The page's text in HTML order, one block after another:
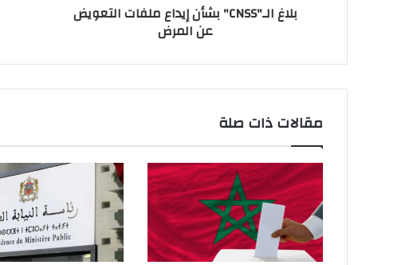
بلاغ الـ"CNSS" بشأن إيداع ملفات التعويض
عن المرض
مقالات ذات صلة